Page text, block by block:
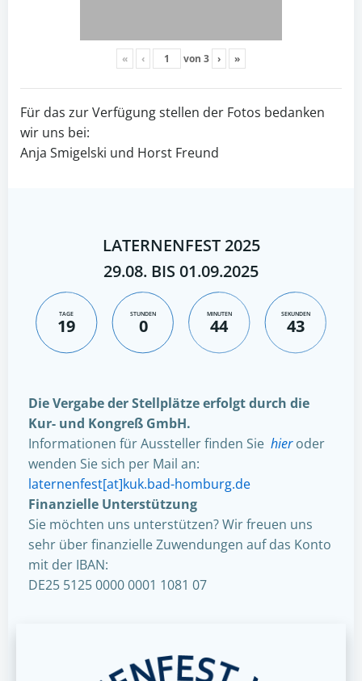
« ‹ von 3 › »
Für das zur Verfügung stellen der Fotos bedanken
wir uns bei:
Anja Smigelski und Horst Freund
LATERNENFEST 2025
29.08. BIS 01.09.2025
TAGE
19
STUNDEN
0
MINUTEN
44
SEKUNDEN
42
Die Vergabe der Stellplätze erfolgt durch die
Kur- und Kongreß GmbH.
Informationen für Aussteller finden Sie hieroder
wenden Sie sich per Mail an:
laternenfest[at]kuk.bad-homburg.de
Finanzielle Unterstützung
Sie möchten uns unterstützen? Wir freuen uns
sehr über finanzielle Zuwendungen auf das Konto
mit der IBAN:
DE25 5125 0000 0001 1081 07